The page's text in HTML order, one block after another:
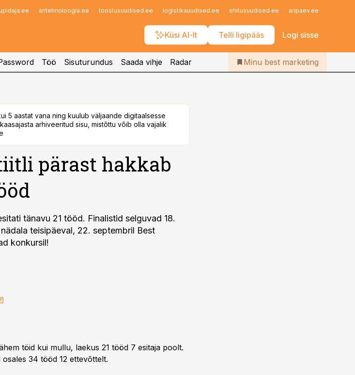
aritehnoloogia.ee toostusuudised.ee logistikauudised.ee ehitusuudised.ee aripaev.ee
Küsi AI-lt Telli ligipääs Logi sisse
Iseteenindus
Telli Bestmarketing
Töö Sisuturundus Saada vihje Radar Minu best marketing
5 aastat vana ning kuulub väljaande digitaalsesse
arhiveeritud sisu, mistõttu võib olla vajalik
pärast hakkab
tänavu 21 tööd. Finalistid selguvad 18.
teisipäeval, 22. septembril Best
konkursil!
töid kui mullu, laekus 21 tööd 7 esitaja poolt.
34 tööd 12 ettevõttelt.